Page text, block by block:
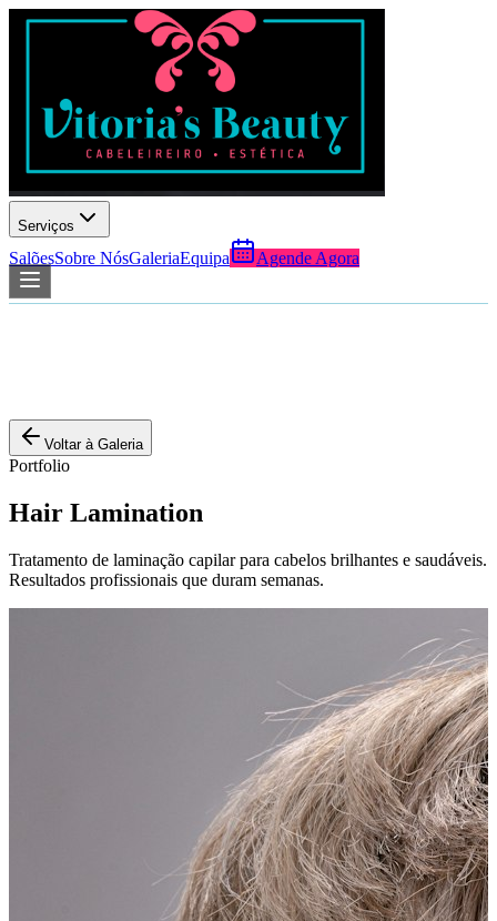
Serviços
SalõesSobre NósGaleriaEquipa Agende Agora
Voltar à Galeria
Portfolio
Hair Lamination
Tratamento de laminação capilar para cabelos brilhantes e saudáveis.
Resultados profissionais que duram semanas.